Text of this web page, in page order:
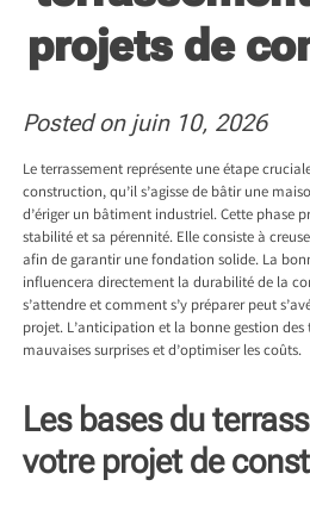
projets de
Posted on juin 10, 2026
Le terrassement représente une étape
construction, qu’il s’agisse de bâtir une
d’ériger un bâtiment industriel. Cette phase
stabilité et sa pérennité. Elle consiste à
afin de garantir une fondation solide. La
influencera directement la durabilité de la
s’attendre et comment s’y préparer peut
projet. L’anticipation et la bonne gestion
mauvaises surprises et d’optimiser les coûts.
Les bases du
votre projet de